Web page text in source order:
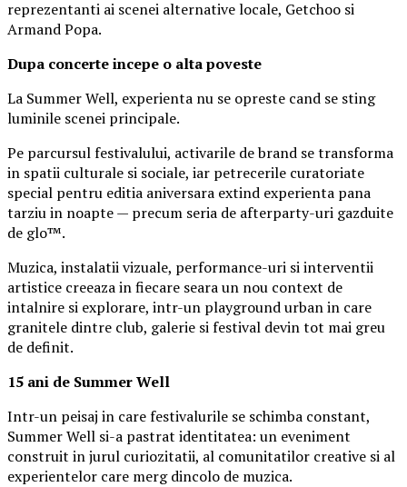
reprezentanti ai scenei alternative locale, Getchoo si
Armand Popa.
Dupa concerte incepe o alta poveste
La Summer Well, experienta nu se opreste cand se sting
luminile scenei principale.
Pe parcursul festivalului, activarile de brand se transforma
in spatii culturale si sociale, iar petrecerile curatoriate
special pentru editia aniversara extind experienta pana
tarziu in noapte — precum seria de afterparty-uri gazduite
de glo™.
Muzica, instalatii vizuale, performance-uri si interventii
artistice creeaza in fiecare seara un nou context de
intalnire si explorare, intr-un playground urban in care
granitele dintre club, galerie si festival devin tot mai greu
de definit.
15 ani de Summer Well
Intr-un peisaj in care festivalurile se schimba constant,
Summer Well si-a pastrat identitatea: un eveniment
construit in jurul curiozitatii, al comunitatilor creative si al
experientelor care merg dincolo de muzica.